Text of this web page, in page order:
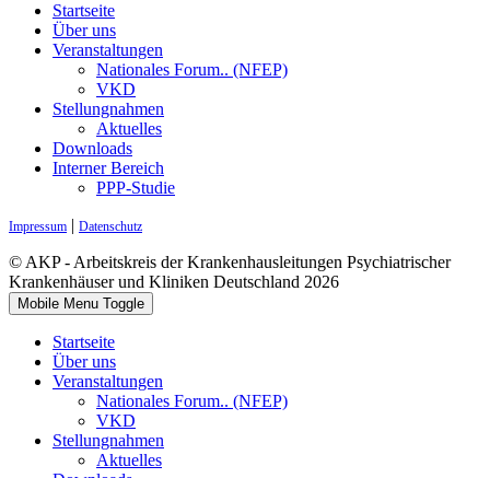
Startseite
Über uns
Veranstaltungen
Nationales Forum.. (NFEP)
VKD
Stellungnahmen
Aktuelles
Downloads
Interner Bereich
PPP-Studie
Impressum | Datenschutz
© AKP - Arbeitskreis der Krankenhausleitungen Psychiatrischer
Krankenhäuser und Kliniken Deutschland 2026
Mobile Menu Toggle
Startseite
Über uns
Veranstaltungen
Nationales Forum.. (NFEP)
VKD
Stellungnahmen
Aktuelles